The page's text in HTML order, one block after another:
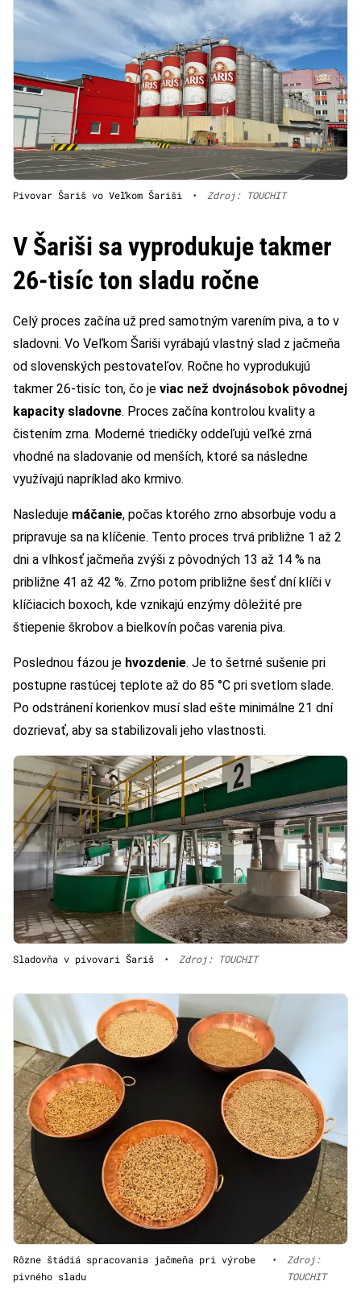
Pivovar Šariš vo Veľkom Šariši • Zdroj: TOUCHIT
V Šariši sa vyprodukuje takmer
26-tisíc ton sladu ročne
Celý proces začína už pred samotným varením piva, a to v
sladovni. Vo Veľkom Šariši vyrábajú vlastný slad z jačmeňa
od slovenských pestovateľov. Ročne ho vyprodukujú
takmer 26-tisíc ton, čo je viac než dvojnásobok pôvodnej
kapacity sladovne. Proces začína kontrolou kvality a
čistením zrna. Moderné triedičky oddeľujú veľké zrná
vhodné na sladovanie od menších, ktoré sa následne
využívajú napríklad ako krmivo.
Nasleduje máčanie, počas ktorého zrno absorbuje vodu a
pripravuje sa na klíčenie. Tento proces trvá približne 1 až 2
dni a vlhkosť jačmeňa zvýši z pôvodných 13 až 14 % na
približne 41 až 42 %. Zrno potom približne šesť dní klíči v
klíčiacich boxoch, kde vznikajú enzýmy dôležité pre
štiepenie škrobov a bielkovín počas varenia piva.
Poslednou fázou je hvozdenie. Je to šetrné sušenie pri
postupne rastúcej teplote až do 85 °C pri svetlom slade.
Po odstránení korienkov musí slad ešte minimálne 21 dní
dozrievať, aby sa stabilizovali jeho vlastnosti.
Sladovňa v pivovari Šariš • Zdroj: TOUCHIT
Rôzne štádiá spracovania jačmeňa pri výrobe
pivného sladu
•
Zdroj:
TOUCHIT